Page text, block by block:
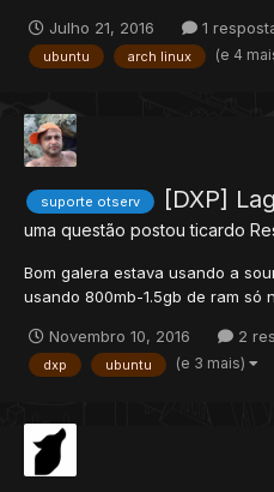
libboost1.55-all-dev libphysfs-
apt-get install libglew1.6-dev
Julho 21, 2016 1
ubuntu arch linux (e 4
suporte otserv [DXP]
uma questão postouticardo
Bom galera estava usando a
usando 800mb-1.5gb de ram só
online está consumindo 2.6gb
um lag absurdo não faço ideia
Novembro 10, 2016 2
dxp ubuntu (e 3 mais)